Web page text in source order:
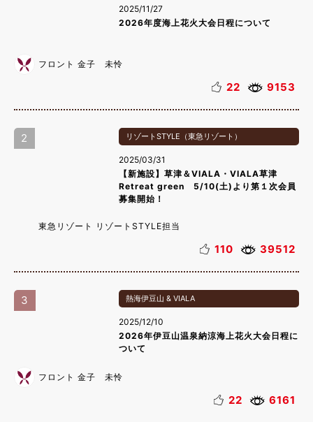
2025/11/27
2026年度海上花火大会日程について
フロント 金子 未怜
22 9153
2 リゾートSTYLE（東急リゾート）
2025/03/31
【新施設】草津＆VIALA・VIALA草津
Retreat green 5/10(土)より第１次会員
募集開始！
東急リゾート リゾートSTYLE担当
110 39512
3 熱海伊豆山 & VIALA
2025/12/10
2026年伊豆山温泉納涼海上花火大会日程に
ついて
フロント 金子 未怜
22 6161